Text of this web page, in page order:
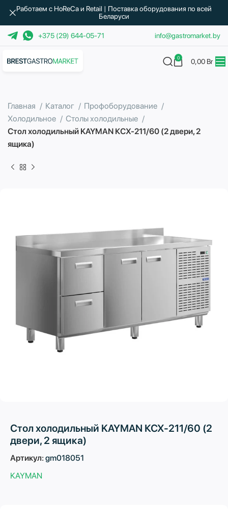
+375 (29) 644-05-71 info@gastromarket.by
0 0,00 Br
Главная Каталог
Профоборудование
Холодильное
Столы холодильные
Стол холодильный KAYMAN КСХ-211/60 (2 двери, 2
ящика)
Стол холодильный KAYMAN КСХ-211/60 (2
двери, 2 ящика)
Артикул:gm018051
KAYMAN
Работаем с HoReCa и Retail | Поставка оборудования по всей
Беларуси